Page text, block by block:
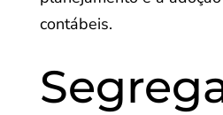
contábeis.